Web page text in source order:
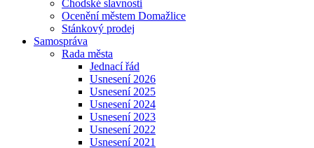
Chodské slavnosti
Ocenění městem Domažlice
Stánkový prodej
Samospráva
Rada města
Jednací řád
Usnesení 2026
Usnesení 2025
Usnesení 2024
Usnesení 2023
Usnesení 2022
Usnesení 2021